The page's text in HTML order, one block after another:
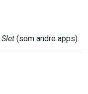
Slet (som andre apps).